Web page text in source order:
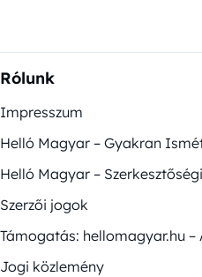
Rólunk
Impresszum
Helló Magyar – Gyakran
Helló Magyar –
Szerzői jogok
Támogatás: hellomagyar.hu –
Jogi közlemény